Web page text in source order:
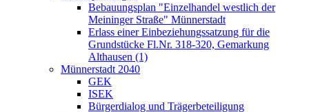
Bebauungsplan "Einzelhandel westlich der
Meininger Straße" Münnerstadt
Erlass einer Einbeziehungssatzung für die
Grundstücke Fl.Nr. 318-320, Gemarkung
Althausen (1)
Münnerstadt 2040
GEK
ISEK
Bürgerdialog und Trägerbeteiligung